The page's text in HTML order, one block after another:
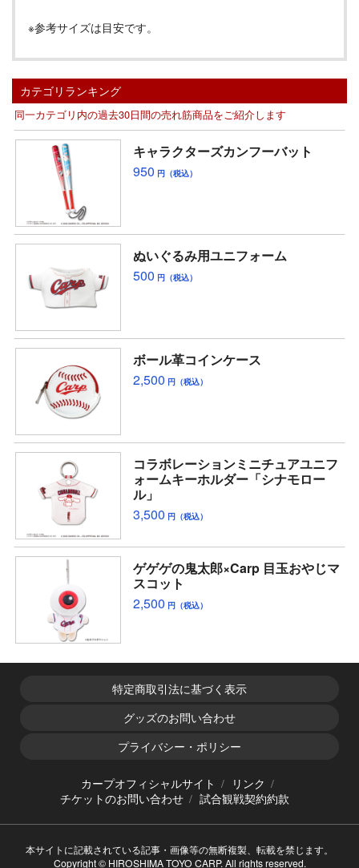
※参考サイズは目安です。
カテゴリランキング
同一カテゴリ内の過去30日間の売れ筋商品をご紹介します
キャラクターズカンフーバット
950 円（税込）
ぬいぐるみ用ユニフォーム
500 円（税込）
ボール革コインケース
2,500 円（税込）
コラボレーションミニチュアユニフ
ォームキーホルダー「シナモロー
ル」
3,500 円（税込）
ゲゲゲの鬼太郎×Carp 目玉おやじマ
スコット
2,500 円（税込）
特定商取引法に基づく表示
グッズのお問い合わせ
プライバシー・ポリシー
カープオフィシャルサイト
リンク
チケットのお問い合わせ
試合観戦契約約款
本サイトに記載されている記事・画像等の無断複製、転載を禁じます。
Copyright © HIROSHIMA TOYO CARP. All rights reserved.